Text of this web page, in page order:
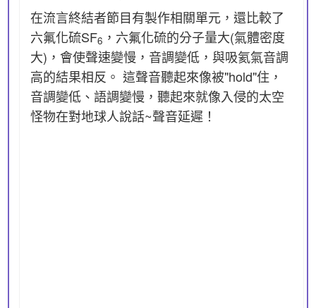
在流言終結者節目有製作相關單元，還比較了
六氟化硫SF6 ，六氟化硫的分子量大(氣體密度
大)，會使聲速變慢，音調變低，與吸氦氣音調
高的結果相反。 這聲音聽起來像被"hold"住，
音調變低、語調變慢，聽起來就像入侵的太空
怪物在對地球人說話~聲音延遲！